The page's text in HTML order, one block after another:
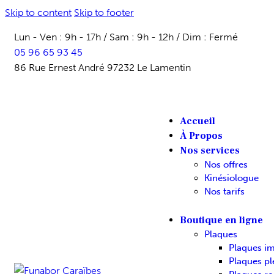
Skip to content Skip to footer
Lun - Ven : 9h - 17h / Sam : 9h - 12h / Dim : Fermé
05 96 65 93 45
86 Rue Ernest André 97232 Le Lamentin
Accueil
À Propos
Nos services
Nos offres
Kinésiologue
Nos tarifs
Boutique en ligne
Plaques
Plaques
Plaques